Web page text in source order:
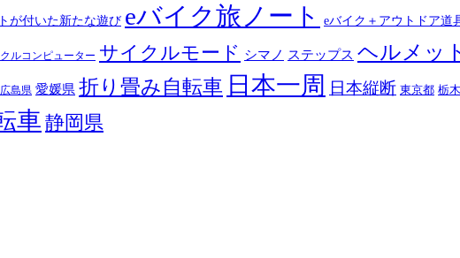
が付いた新たな遊び eバイク旅ノート eバイク＋アウトドア道
ルコンピューター サイクルモード シマノ ステップス ヘルメッ
広島県 愛媛県 折り畳み自転車 日本一周 日本縦断 東京都 栃
車静岡県